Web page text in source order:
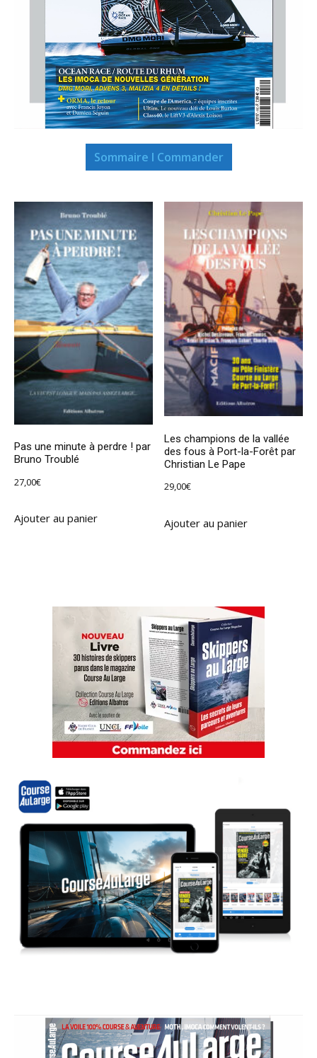
Sommaire I Commander
Pas une minute à perdre ! par
Bruno Troublé
27,00€
Ajouter au panier
Les champions de la vallée
des fous à Port-la-Forêt par
Christian Le Pape
29,00€
Ajouter au panier